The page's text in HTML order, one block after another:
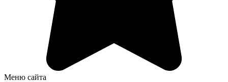
Меню сайта